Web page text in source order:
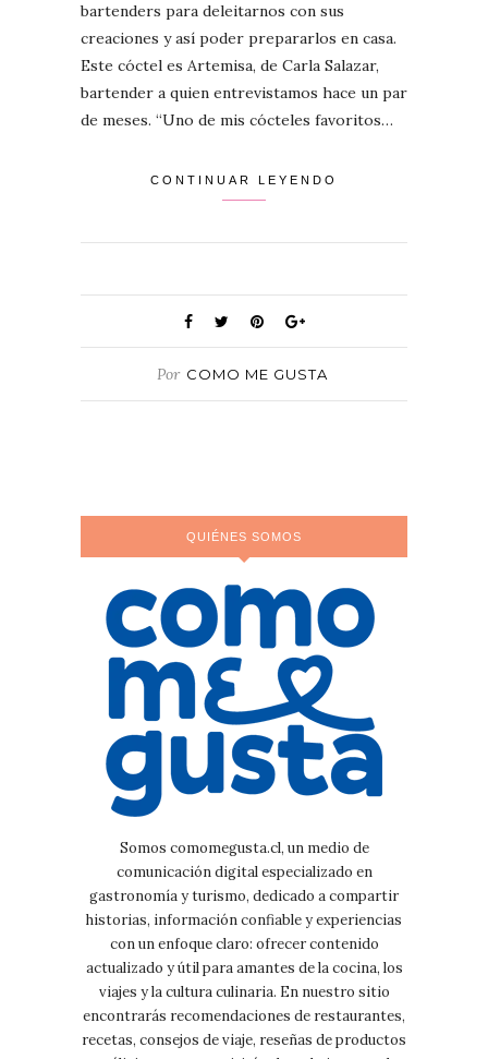
bartenders para deleitarnos con sus
creaciones y así poder prepararlos en casa.
Este cóctel es Artemisa, de Carla Salazar,
bartender a quien entrevistamos hace un par
de meses. “Uno de mis cócteles favoritos…
CONTINUAR LEYENDO
Por COMO ME GUSTA
QUIÉNES SOMOS
Somos comomegusta.cl, un medio de
comunicación digital especializado en
gastronomía y turismo, dedicado a compartir
historias, información confiable y experiencias
con un enfoque claro: ofrecer contenido
actualizado y útil para amantes de la cocina, los
viajes y la cultura culinaria. En nuestro sitio
encontrarás recomendaciones de restaurantes,
recetas, consejos de viaje, reseñas de productos